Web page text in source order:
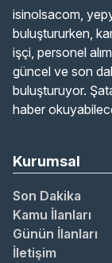
isinolsacom,
buluştururken,
işçi, personel
güncel ve son
buluşturuyor.
haber
Kurumsal
Son Dakika
Kamu İlanları
Günün İlanları
İletişim